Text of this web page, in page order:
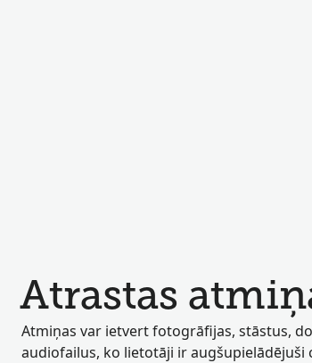
Atrastas
Atmiņas var ietvert fotogrāfijas, stāstus,
audiofailus, ko lietotāji ir augšupielādējuši